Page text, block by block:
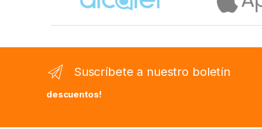
Suscríbete a nuestro boletín
descuentos!